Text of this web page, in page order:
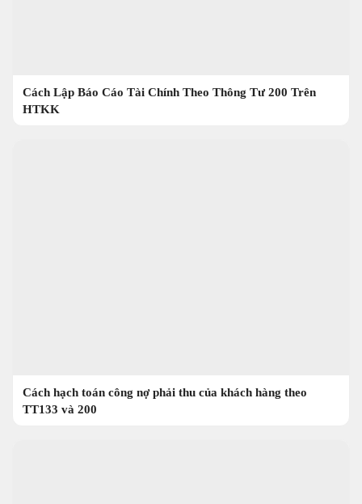
Cách Lập Báo Cáo Tài Chính Theo Thông Tư 200 Trên
HTKK
Cách hạch toán công nợ phải thu của khách hàng theo
TT133 và 200